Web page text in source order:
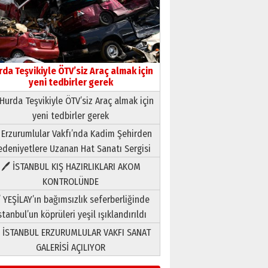
Teşvikiyle ÖTV’siz Araç almak için
yeni tedbirler gerek
Teşvikiyle ÖTV’siz Araç almak için
yeni tedbirler gerek
Vakfı’nda Kadim Şehirden
Uzanan Hat Sanatı Sergisi
🖊 İSTANBUL KIŞ HAZIRLIKLARI AKOM
KONTROLÜNDE
bağımsızlık seferberliğinde
köprüleri yeşil ışıklandırıldı
ERZURUMLULAR VAKFI SANAT
GALERİSİ AÇILIYOR
Neşat YALÇIN
Paranın Aile Kültüründeki Yeri
03 Ağustos 2026 Pazartesi
Yıldırım Gündoğdu
HAVVA’NIN ÜÇ KIZI
09 Temmuz 2026 Perşembe
Yusuf POLAT
Şampiyonluk Sebahattin
Şirin’e yazar